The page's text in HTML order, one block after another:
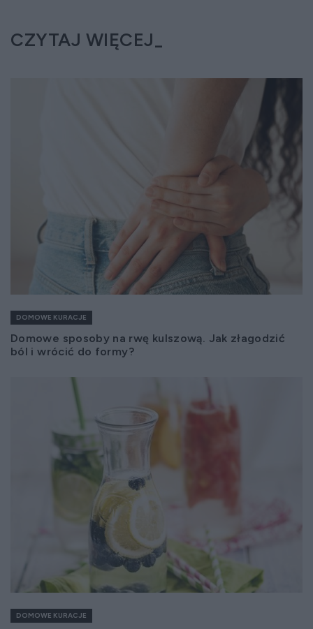
CZYTAJ WIĘCEJ
DOMOWE KURACJE
Domowe sposoby na rwę kulszową. Jak złagodzić
ból i wrócić do formy?
DOMOWE KURACJE